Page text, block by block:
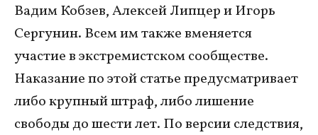
Вадим Кобзев, Алексей Липцер и Игорь
Сергунин. Всем им также вменяется
участие в экстремистском сообществе.
Наказание по этой статье предусматривает
либо крупный штраф, либо лишение
свободы до шести лет. По версии следствия,